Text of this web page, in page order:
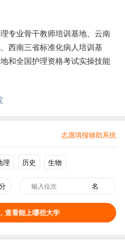
专业骨干教师培训基地、云南
西南三省标准化病人培训基
和全国护理资格考试实操技能
志愿填报辅助系统
理 历史 生物
名
查看能上哪些大学